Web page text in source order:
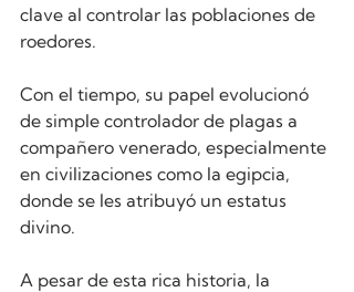
clave al controlar las poblaciones de
roedores.
Con el tiempo, su papel evolucionó
de simple controlador de plagas a
compañero venerado, especialmente
en civilizaciones como la egipcia,
donde se les atribuyó un estatus
divino.
A pesar de esta rica historia, la